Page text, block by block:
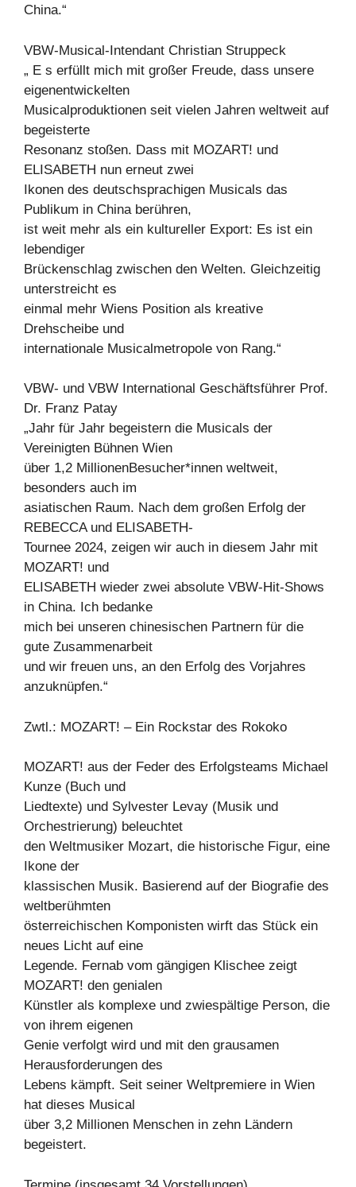
China.“
VBW-Musical-Intendant Christian Struppeck
„ E s erfüllt mich mit großer Freude, dass unsere
eigenentwickelten
Musicalproduktionen seit vielen Jahren weltweit auf
begeisterte
Resonanz stoßen. Dass mit MOZART! und
ELISABETH nun erneut zwei
Ikonen des deutschsprachigen Musicals das
Publikum in China berühren,
ist weit mehr als ein kultureller Export: Es ist ein
lebendiger
Brückenschlag zwischen den Welten. Gleichzeitig
unterstreicht es
einmal mehr Wiens Position als kreative
Drehscheibe und
internationale Musicalmetropole von Rang.“
VBW- und VBW International Geschäftsführer Prof.
Dr. Franz Patay
„Jahr für Jahr begeistern die Musicals der
Vereinigten Bühnen Wien
über 1,2 MillionenBesucher*innen weltweit,
besonders auch im
asiatischen Raum. Nach dem großen Erfolg der
REBECCA und ELISABETH-
Tournee 2024, zeigen wir auch in diesem Jahr mit
MOZART! und
ELISABETH wieder zwei absolute VBW-Hit-Shows
in China. Ich bedanke
mich bei unseren chinesischen Partnern für die
gute Zusammenarbeit
und wir freuen uns, an den Erfolg des Vorjahres
anzuknüpfen.“
Zwtl.: MOZART! – Ein Rockstar des Rokoko
MOZART! aus der Feder des Erfolgsteams Michael
Kunze (Buch und
Liedtexte) und Sylvester Levay (Musik und
Orchestrierung) beleuchtet
den Weltmusiker Mozart, die historische Figur, eine
Ikone der
klassischen Musik. Basierend auf der Biografie des
weltberühmten
österreichischen Komponisten wirft das Stück ein
neues Licht auf eine
Legende. Fernab vom gängigen Klischee zeigt
MOZART! den genialen
Künstler als komplexe und zwiespältige Person, die
von ihrem eigenen
Genie verfolgt wird und mit den grausamen
Herausforderungen des
Lebens kämpft. Seit seiner Weltpremiere in Wien
hat dieses Musical
über 3,2 Millionen Menschen in zehn Ländern
begeistert.